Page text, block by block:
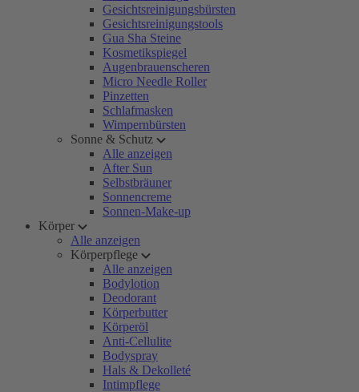
Gesichtsreinigungsbürsten
Gesichtsreinigungstools
Gua Sha Steine
Kosmetikspiegel
Augenbrauenscheren
Micro Needle Roller
Pinzetten
Schlafmasken
Wimpernbürsten
Sonne & Schutz
Alle anzeigen
After Sun
Selbstbräuner
Sonnencreme
Sonnen-Make-up
Körper
Alle anzeigen
Körperpflege
Alle anzeigen
Bodylotion
Deodorant
Körperbutter
Körperöl
Anti-Cellulite
Bodyspray
Hals & Dekolleté
Intimpflege